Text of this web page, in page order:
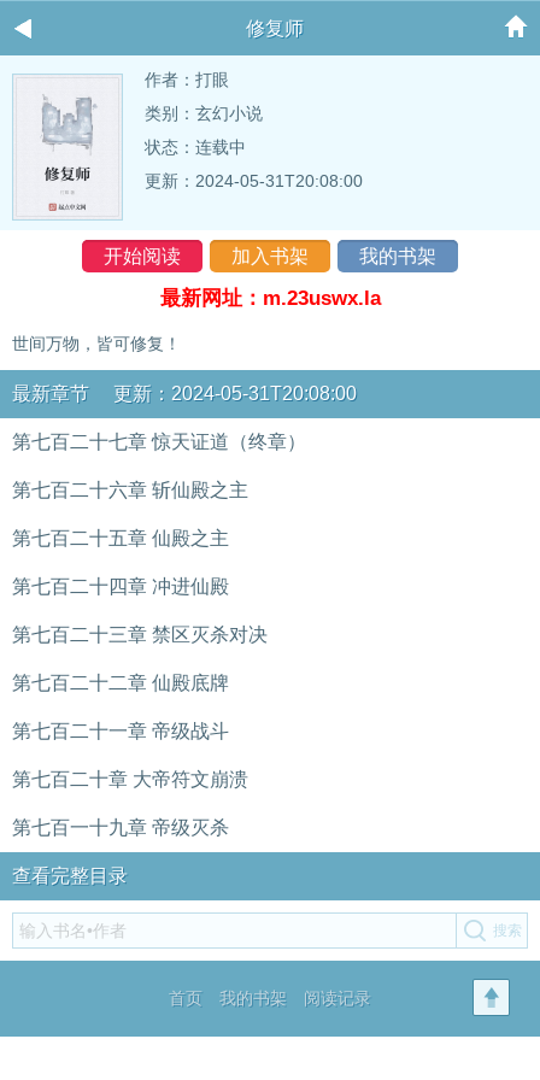
修复师
作者： 打眼
类别：玄幻小说
状态：连载中
更新：2024-05-31T20:08:00
开始阅读 加入书架 我的书架
最新网址：m.23uswx.la
世间万物，皆可修复！
最新章节 更新：2024-05-31T20:08:00
第七百二十七章 惊天证道（终章）
第七百二十六章 斩仙殿之主
第七百二十五章 仙殿之主
第七百二十四章 冲进仙殿
第七百二十三章 禁区灭杀对决
第七百二十二章 仙殿底牌
第七百二十一章 帝级战斗
第七百二十章 大帝符文崩溃
第七百一十九章 帝级灭杀
查看完整目录
首页 我的书架 阅读记录